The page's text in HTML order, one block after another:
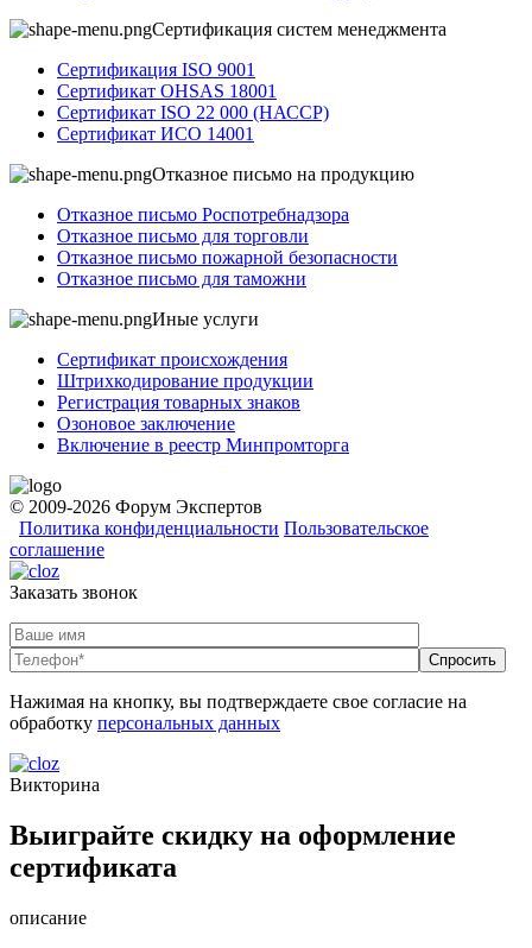
Сертификация систем менеджмента
Сертификация ISO 9001
Сертификат OHSAS 18001
Сертификат ISO 22 000 (НАССР)
Сертификат ИСО 14001
Отказное письмо на продукцию
Отказное письмо Роспотребнадзора
Отказное письмо для торговли
Отказное письмо пожарной безопасности
Отказное письмо для таможни
Иные услуги
Сертификат происхождения
Штрихкодирование продукции
Регистрация товарных знаков
Озоновое заключение
Включение в реестр Минпромторга
© 2009-2026 Форум Экспертов
Политика конфиденциальности Пользовательское
соглашение
Заказать звонок
Нажимая на кнопку, вы подтверждаете свое согласие на
обработку персональных данных
Викторина
Выиграйте скидку на оформление
сертификата
описание